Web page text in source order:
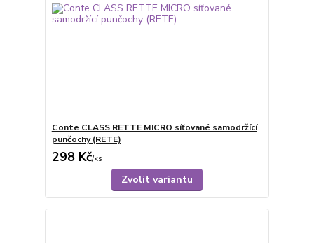
Conte CLASS RETTE MICRO síťované samodržící
punčochy (RETE)
298 Kč/ks
Zvolit variantu